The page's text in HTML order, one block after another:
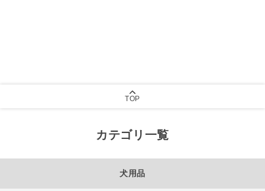
TOP
カテゴリ一覧
犬用品